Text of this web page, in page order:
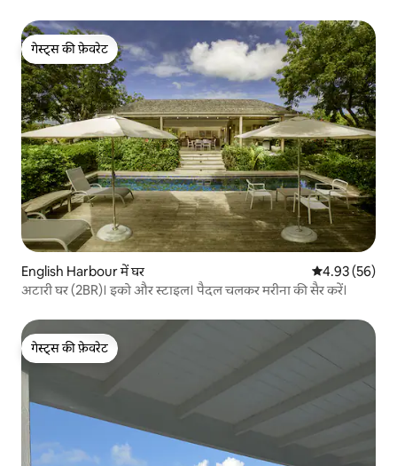
गेस्ट्स की फ़ेवरेट
गेस्ट्स की फ़ेवरेट
English Harbour में घर औसत रेटिंग 5 में
4.93 (56)
अटारी घर (2BR)। इको और स्टाइल। पैदल चलकर मरीना की सैर करें।
गेस्ट्स की फ़ेवरेट
गेस्ट्स की फ़ेवरेट